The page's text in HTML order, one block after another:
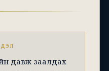
давж заалдах